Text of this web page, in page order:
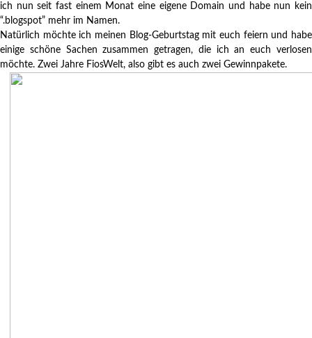
ich nun seit fast einem Monat eine eigene Domain und habe nun kein
“.blogspot” mehr im Namen.
Natürlich möchte ich meinen Blog-Geburtstag mit euch feiern und habe
einige schöne Sachen zusammen getragen, die ich an euch verlosen
möchte. Zwei Jahre FiosWelt, also gibt es auch zwei Gewinnpakete.